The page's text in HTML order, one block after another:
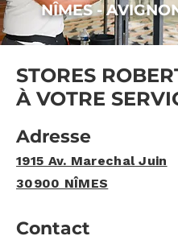
NÎMES -
STORES
À VOTRE
Adresse
1915 Av. Marechal Juin
30900 NÎMES
Contact